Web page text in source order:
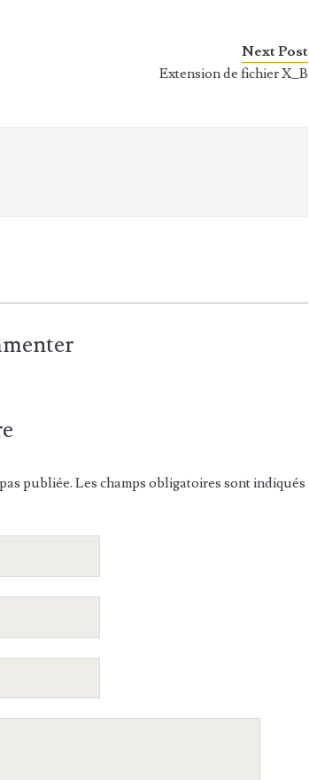
Next Post
Extension de fichier X_B
publiée. Les champs obligatoires sont indiqués